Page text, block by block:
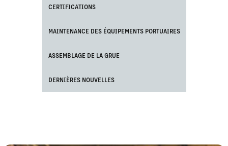
CERTIFICATIONS
MAINTENANCE DES ÉQUIPEMENTS PORTUAIRES
ASSEMBLAGE DE LA GRUE
DERNIÈRES NOUVELLES